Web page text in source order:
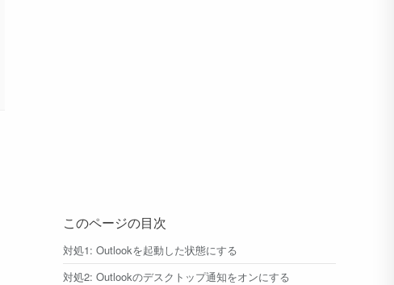
このページの目次
対処1: Outlookを起動した状態にする
対処2: Outlookのデスクトップ通知をオンにする